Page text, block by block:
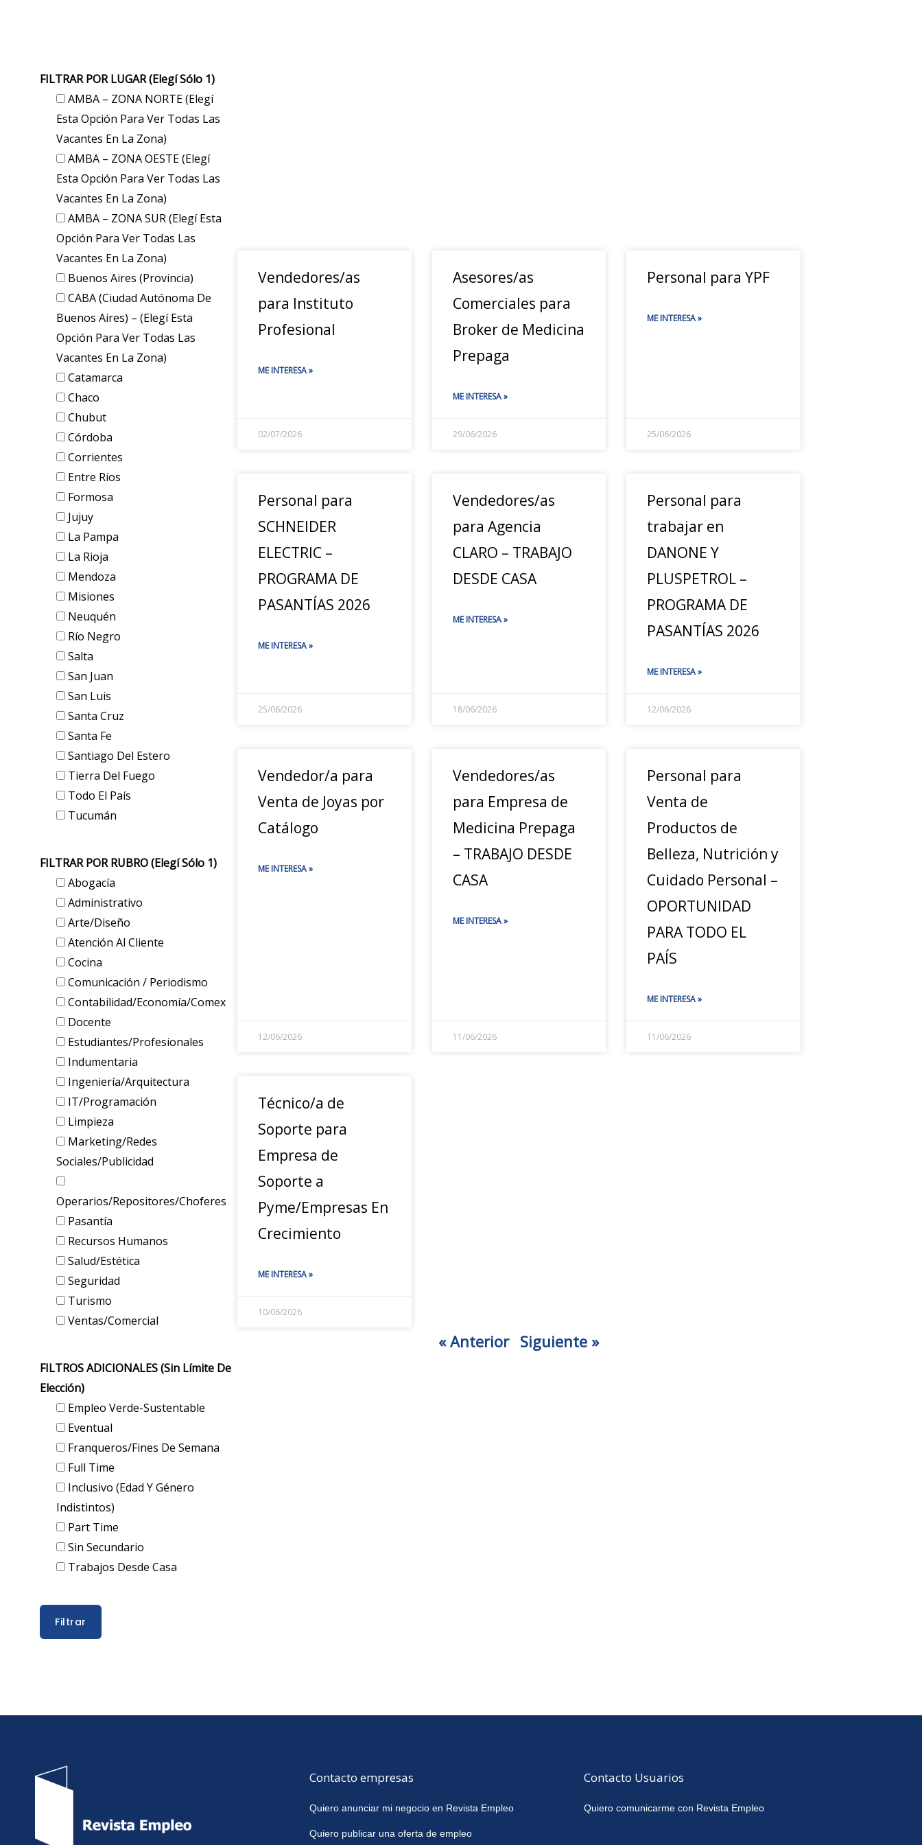
FILTRAR POR LUGAR (elegí Sólo 1)
AMBA – ZONA NORTE (elegí
Esta Opción Para Ver Todas Las
Vacantes En La Zona)
AMBA – ZONA OESTE (elegí
Esta Opción Para Ver Todas Las
Vacantes En La Zona)
AMBA – ZONA SUR (elegí Esta
Opción Para Ver Todas Las
Vacantes En La Zona)
Buenos Aires (provincia)
CABA (Ciudad Autónoma De
Buenos Aires) – (elegí Esta
Opción Para Ver Todas Las
Vacantes En La Zona)
Catamarca
Chaco
Chubut
Córdoba
Corrientes
Entre Ríos
Formosa
Jujuy
La Pampa
La Rioja
Mendoza
Misiones
Neuquén
Río Negro
Salta
San Juan
San Luis
Santa Cruz
Santa Fe
Santiago Del Estero
Tierra Del Fuego
Todo El País
Tucumán
FILTRAR POR RUBRO (elegí Sólo 1)
Abogacía
Administrativo
Arte/Diseño
Atención Al Cliente
Cocina
Comunicación / Periodismo
Contabilidad/Economía/Comex
Docente
Estudiantes/Profesionales
Indumentaria
Ingeniería/Arquitectura
IT/Programación
Limpieza
Marketing/Redes
Sociales/Publicidad
Operarios/Repositores/Choferes
Pasantía
Recursos Humanos
Salud/Estética
Seguridad
Turismo
Ventas/Comercial
FILTROS ADICIONALES (sin Límite De
Elección)
Empleo Verde-Sustentable
Eventual
Franqueros/Fines De Semana
Full Time
Inclusivo (edad Y Género
Indistintos)
Part Time
Sin Secundario
Trabajos Desde Casa
Vendedores/as
para Instituto
Profesional
ME INTERESA »
02/07/2026
Asesores/as
Comerciales para
Broker de Medicina
Prepaga
ME INTERESA »
29/06/2026
Personal para YPF
ME INTERESA »
25/06/2026
Personal para
SCHNEIDER
ELECTRIC –
PROGRAMA DE
PASANTÍAS 2026
ME INTERESA »
25/06/2026
Vendedores/as
para Agencia
CLARO – TRABAJO
DESDE CASA
ME INTERESA »
18/06/2026
Personal para
trabajar en
DANONE Y
PLUSPETROL –
PROGRAMA DE
PASANTÍAS 2026
ME INTERESA »
12/06/2026
Vendedor/a para
Venta de Joyas por
Catálogo
ME INTERESA »
12/06/2026
Vendedores/as
para Empresa de
Medicina Prepaga
– TRABAJO DESDE
CASA
ME INTERESA »
11/06/2026
Personal para
Venta de
Productos de
Belleza, Nutrición y
Cuidado Personal –
OPORTUNIDAD
PARA TODO EL
PAÍS
ME INTERESA »
11/06/2026
Técnico/a de
Soporte para
Empresa de
Soporte a
Pyme/Empresas En
Crecimiento
ME INTERESA »
10/06/2026
« Anterior Siguiente »
Contacto empresas
Quiero anunciar mi negocio en Revista Empleo
Quiero publicar una oferta de empleo
Contacto Usuarios
Quiero comunicarme con Revista Empleo